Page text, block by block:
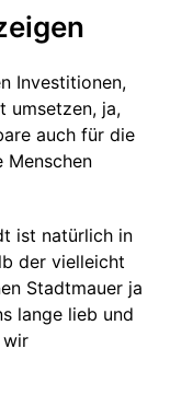
Investitionen,
umsetzen, ja,
auch für die
Menschen
ist natürlich in
der vielleicht
Stadtmauer ja
lange lieb und
wir